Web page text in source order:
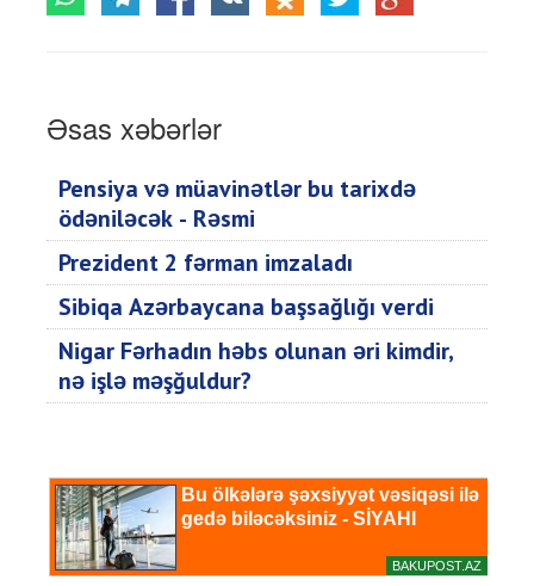
Əsas xəbərlər
Pensiya və müavinətlər bu tarixdə
ödəniləcək - Rəsmi
Prezident 2 fərman imzaladı
Sibiqa Azərbaycana başsağlığı verdi
Nigar Fərhadın həbs olunan əri kimdir,
nə işlə məşğuldur?